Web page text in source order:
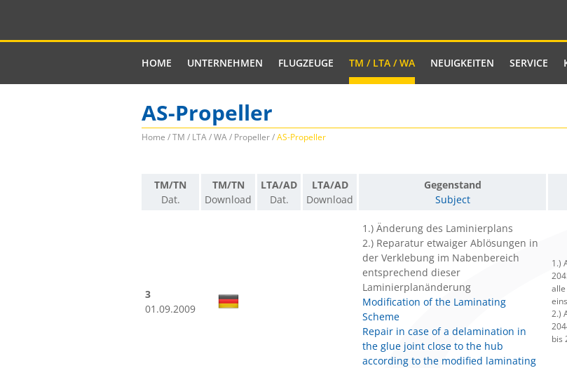
HOME UNTERNEHMEN FLUGZEUGE TM / LTA / WA NEUIGKEITEN SERVICE
AS-Propeller
Home /TM / LTA / WA/ Propeller/AS-Propeller
TM/TN
Dat.
TM/TN
Download
LTA/AD
Dat.
LTA/AD
Download
Gegenstand
Subject
3
01.09.2009
1.) Änderung des Laminierplans
2.) Reparatur etwaiger Ablösungen in
der Verklebung im Nabenbereich
entsprechend dieser
Laminierplanänderung
Modification of the Laminating
Scheme
Repair in case of a delamination in
the glue joint close to the hub
according to the modified laminating
1.)
2.)
bis